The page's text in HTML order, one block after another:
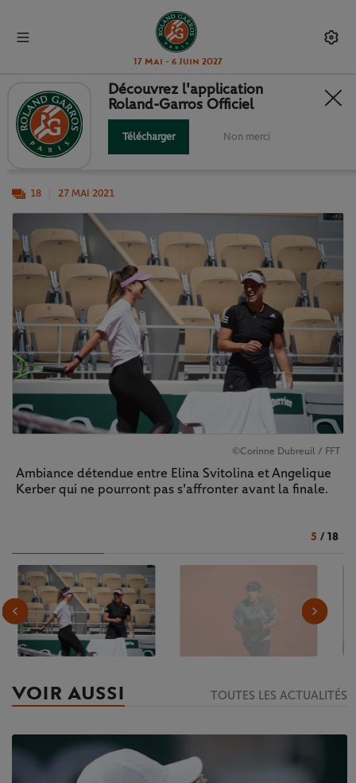
17 Mai - 6 Juin 2027
ILS PRENNENT LEURS MARQUES...
18 27 MAI 2021
©Corinne Dubreuil / FFT
Ambiance détendue entre Elina Svitolina et Angelique
Kerber qui ne pourront pas s'affronter avant la finale.
5 / 18
VOIR AUSSI TOUTES LES ACTUALITÉS
Découvrez l'application
Roland-Garros Officiel
Télécharger Non merci